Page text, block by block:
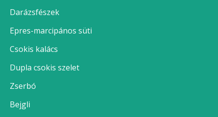
Darázsfészek
Epres-marcipános süti
Csokis kalács
Dupla csokis szelet
Zserbó
Bejgli